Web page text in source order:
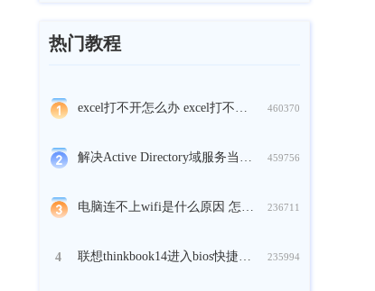
热门教程
excel打不开怎么办 excel打不开的原因及解决方法 460370
解决Active Directory域服务当前不可用问题 459756
电脑连不上wifi是什么原因 怎么解决 236711
4 联想thinkbook14进入bios快捷键 联想thinkbook14进bios按什么键 235994